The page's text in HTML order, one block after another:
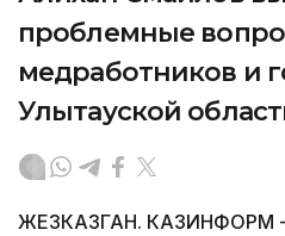
проблемные
медработников и
Улытауской
ЖЕЗКАЗГАН. КАЗИНФОРМ -